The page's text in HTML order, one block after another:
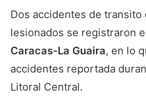
Dos accidentes de
lesionados se registraron
Caracas-La Guaira, en lo
accidentes reportada
Litoral Central.